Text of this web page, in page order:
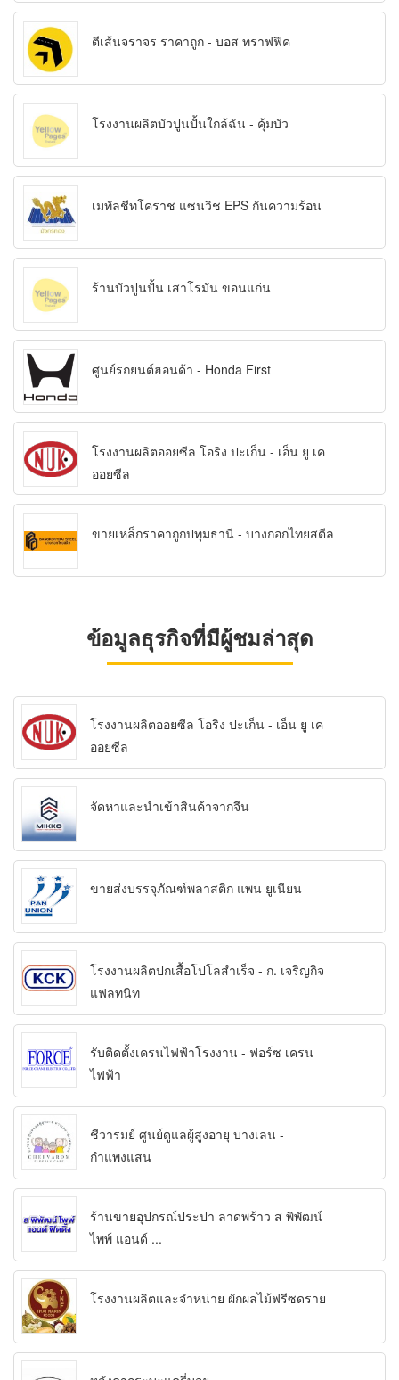
ตีเส้นจราจร ราคาถูก - บอส ทราฟฟิค
โรงงานผลิตบัวปูนปั้นใกล้ฉัน - คุ้มบัว
เมทัลชีทโคราช แซนวิช EPS กันความร้อน
ร้านบัวปูนปั้น เสาโรมัน ขอนแก่น
ศูนย์รถยนต์ฮอนด้า - Honda First
โรงงานผลิตออยซีล โอริง ปะเก็น - เอ็น ยู เค
ออยซีล
ขายเหล็กราคาถูกปทุมธานี - บางกอกไทยสตีล
ข้อมูลธุรกิจที่มีผู้ชมล่าสุด
โรงงานผลิตออยซีล โอริง ปะเก็น - เอ็น ยู เค
ออยซีล
จัดหาและนำเข้าสินค้าจากจีน
ขายส่งบรรจุภัณฑ์พลาสติก แพน ยูเนียน
โรงงานผลิตปกเสื้อโปโลสำเร็จ - ก. เจริญกิจ
แฟลทนิท
รับติดตั้งเครนไฟฟ้าโรงงาน - ฟอร์ซ เครน
ไฟฟ้า
ชีวารมย์ ศูนย์ดูแลผู้สูงอายุ บางเลน -
กำแพงแสน
ร้านขายอุปกรณ์ประปา ลาดพร้าว ส พิพัฒน์
ไพพ์ แอนด์ ...
โรงงานผลิตและจำหน่าย ผักผลไม้ฟรีซดราย